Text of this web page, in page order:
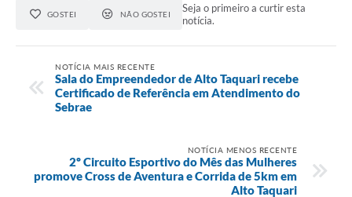
GOSTEI NÃO GOSTEI
Seja o primeiro a curtir esta
notícia.
NOTÍCIA MAIS RECENTE
Sala do Empreendedor de Alto Taquari recebe
Certificado de Referência em Atendimento do
Sebrae
NOTÍCIA MENOS RECENTE
2º Circuito Esportivo do Mês das Mulheres
promove Cross de Aventura e Corrida de 5km em
Alto Taquari